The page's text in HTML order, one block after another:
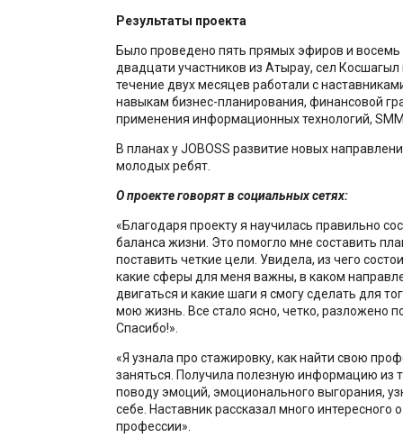
Результаты проекта
Было проведено пять прямых эфиров и восемь
двадцати участников из Атырау, сел
течение двух месяцев работали с
навыкам бизнес-планирования, финансовой
применения информационных технологий,
В планах у JOBOSS развитие новых
молодых ребят.
О проекте говорят в социальных сетях:
«Благодаря проекту я научилась правильно
баланса жизни. Это помогло мне составить
поставить четкие цели. Увидела, из чего
какие сферы для меня важны, в каком
двигаться и какие шаги я смогу сделать для
мою жизнь. Все стало ясно, четко, разложено
Спасибо!».
«Я узнала про стажировку, как найти свою
заняться. Получила полезную информацию из
поводу эмоций, эмоционального выгорания,
себе. Наставник рассказал много интересного
профессии».